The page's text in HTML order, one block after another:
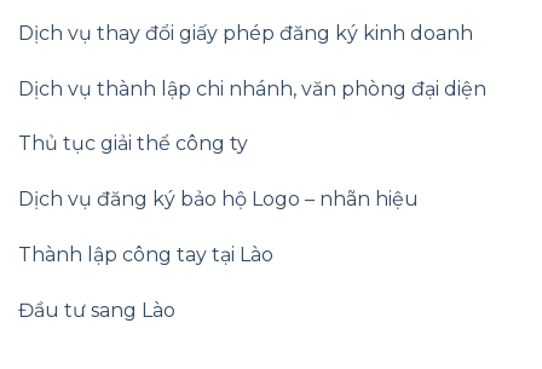
Dịch vụ thay đổi giấy phép đăng ký kinh doanh
Dịch vụ thành lập chi nhánh, văn phòng đại diện
Thủ tục giải thể công ty
Dịch vụ đăng ký bảo hộ Logo – nhãn hiệu
Thành lập công tay tại Lào
Đầu tư sang Lào